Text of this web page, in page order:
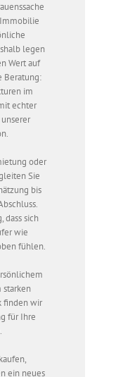
legen
Wert auf
Beratung:
im
echter
oder
Sie
bis
dass sich
wie
fühlen.
starken
finden wir
für Ihre
ein neues